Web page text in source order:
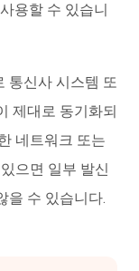
용할 수 있습니
통신사 시스템 또
제대로 동기화되
네트워크 또는
으면 일부 발신
을 수 있습니다.